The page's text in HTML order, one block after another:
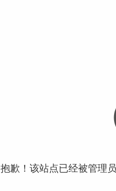
抱歉！该站点已经被管理